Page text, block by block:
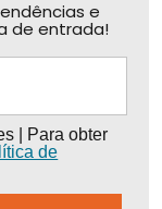
e
de entrada!
| Para obter
de